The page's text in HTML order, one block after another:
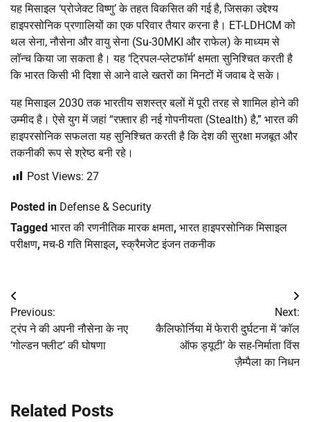
यह मिसाइल ‘प्रोजेक्ट विष्णु’ के तहत विकसित की गई है, जिसका उद्देश्य
हाइपरसोनिक प्रणालियों का एक परिवार तैयार करना है। ET-LDHCM को
थल सेना, नौसेना और वायु सेना (Su-30MKI और राफेल) के माध्यम से
लॉन्च किया जा सकता है। यह ‘ट्रिपल-प्लेटफॉर्म’ क्षमता सुनिश्चित करती है
कि भारत किसी भी दिशा से आने वाले खतरों का मिनटों में जवाब दे सके।
यह मिसाइल 2030 तक भारतीय सशस्त्र बलों में पूरी तरह से शामिल होने की
उम्मीद है। ऐसे युग में जहां “रफ़्तार ही नई गोपनीयता (Stealth) है,” भारत की
हाइपरसोनिक सफलता यह सुनिश्चित करती है कि देश की सुरक्षा मजबूत और
तकनीकी रूप से श्रेष्ठ बनी रहे।
Post Views: 27
Posted in Defense & Security
Tagged भारत की रणनीतिक मारक क्षमता, भारत हाइपरसोनिक मिसाइल
परीक्षण,मच-8 गति मिसाइल,स्क्रैमजेट इंजन तकनीक
Post
navigation
Previous:
ट्रंप ने की अपनी नौसेना के नए
‘गोल्डन फ्लीट’ की घोषणा
Next:
कैलिफोर्निया में फेरारी दुर्घटना में ‘कॉल
ऑफ ड्यूटी’ के सह-निर्माता विंस
ज़ैम्पैला का निधन
Related Posts